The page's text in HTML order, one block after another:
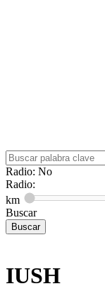
Radio: No
Radio:
km
Buscar
IUSH